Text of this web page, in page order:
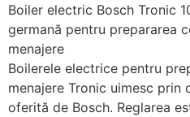
Boiler electric Bosch Tronic
germană pentru prepararea
menajere
Boilerele electrice pentru
menajere Tronic uimesc prin
oferită de Bosch. Reglarea